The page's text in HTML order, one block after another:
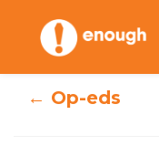
content
← Op-eds